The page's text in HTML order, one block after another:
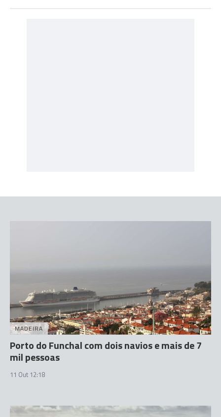
MADEIRA
Porto do Funchal com dois navios e mais de 7
mil pessoas
11 Out 12:18